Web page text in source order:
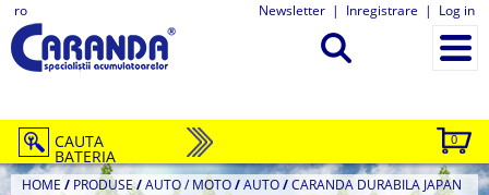
ro Newsletter | Inregistrare | Log in
0
CAUTA
BATERIA
HOME / PRODUSE/AUTO / MOTO/AUTO/CARANDA DURABILA JAPAN